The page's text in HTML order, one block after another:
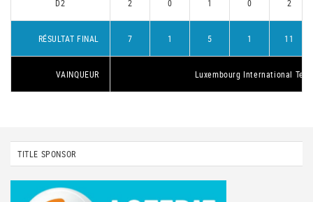
D2 2 0 1 0 2
RÉSULTAT FINAL 7 1 5 1 11
VAINQUEUR Luxembourg International
TITLE SPONSOR